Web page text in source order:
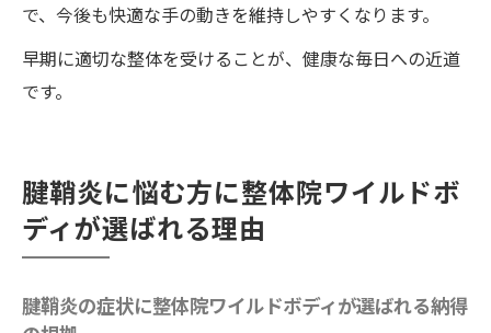
で、今後も快適な手の動きを維持しやすくなります。
早期に適切な整体を受けることが、健康な毎日への近道
です。
腱鞘炎に悩む方に整体院ワイルドボ
ディが選ばれる理由
腱鞘炎の症状に整体院ワイルドボディが選ばれる納得